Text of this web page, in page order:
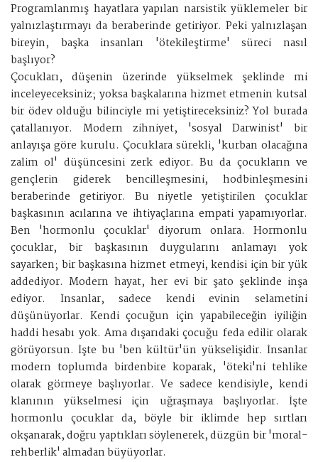
Programlanmış hayatlara yapılan narsistik yüklemeler bir
yalnızlaştırmayı da beraberinde getiriyor. Peki yalnızlaşan
bireyin, başka insanları 'ötekileştirme' süreci nasıl
başlıyor?
Çocukları, düşenin üzerinde yükselmek şeklinde mi
inceleyeceksiniz; yoksa başkalarına hizmet etmenin kutsal
bir ödev olduğu bilinciyle mi yetiştireceksiniz? Yol burada
çatallanıyor. Modern zihniyet, 'sosyal Darwinist' bir
anlayışa göre kurulu. Çocuklara sürekli, 'kurban olacağına
zalim ol' düşüncesini zerk ediyor. Bu da çocukların ve
gençlerin giderek bencilleşmesini, hodbinleşmesini
beraberinde getiriyor. Bu niyetle yetiştirilen çocuklar
başkasının acılarına ve ihtiyaçlarına empati yapamıyorlar.
Ben 'hormonlu çocuklar' diyorum onlara. Hormonlu
çocuklar, bir başkasının duygularını anlamayı yok
sayarken; bir başkasına hizmet etmeyi, kendisi için bir yük
addediyor. Modern hayat, her evi bir şato şeklinde inşa
ediyor. İnsanlar, sadece kendi evinin selametini
düşünüyorlar. Kendi çocuğun için yapabileceğin iyiliğin
haddi hesabı yok. Ama dışarıdaki çocuğu feda edilir olarak
görüyorsun. İşte bu 'ben kültür'ün yükselişidir. İnsanlar
modern toplumda birdenbire koparak, 'öteki'ni tehlike
olarak görmeye başlıyorlar. Ve sadece kendisiyle, kendi
klanının yükselmesi için uğraşmaya başlıyorlar. İşte
hormonlu çocuklar da, böyle bir iklimde hep sırtları
okşanarak, doğru yaptıkları söylenerek, düzgün bir 'moral-
rehberlik' almadan büyüyorlar.